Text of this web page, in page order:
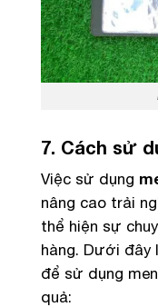
7. Cách sử
Việc sử dụng
nâng cao trải
thể hiện sự
hàng. Dưới
để sử dụng
quả: